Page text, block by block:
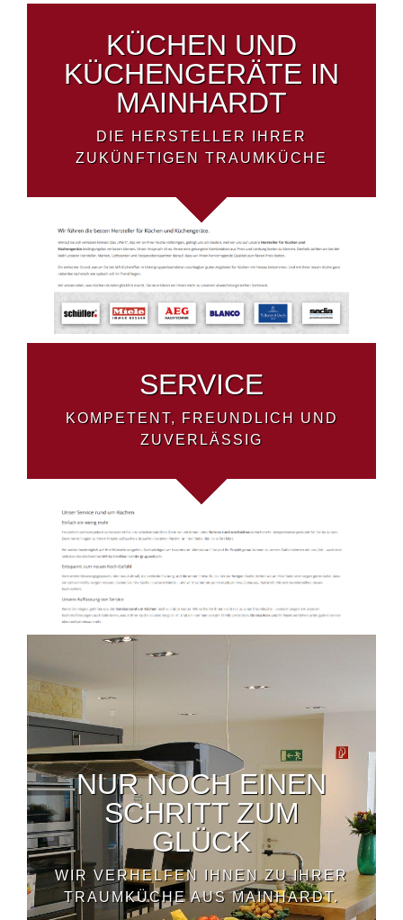
KÜCHEN UND
KÜCHENGERÄTE IN
MAINHARDT
DIE HERSTELLER IHRER
ZUKÜNFTIGEN TRAUMKÜCHE
SERVICE
KOMPETENT, FREUNDLICH UND
ZUVERLÄSSIG
NUR NOCH EINEN
SCHRITT ZUM
GLÜCK
WIR VERHELFEN IHNEN ZU IHRER
TRAUMKÜCHE AUS MAINHARDT.